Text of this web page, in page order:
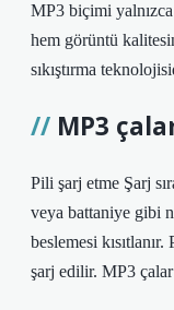
MP3 biçimi
hem görüntü
sıkıştırma
MP3
Pili şarj etme Şarj
veya battaniye gibi
beslemesi
şarj edilir. MP3 çalar